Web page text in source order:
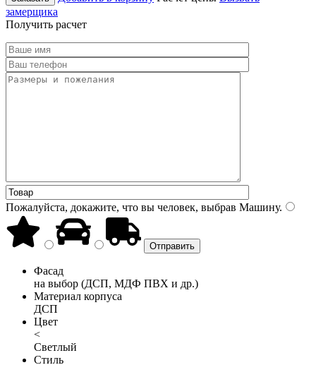
замерщика
Получить расчет
Пожалуйста, докажите, что вы человек, выбрав Машину.
Фасад
на выбор (ДСП, МДФ ПВХ и др.)
Материал корпуса
ДСП
Цвет
<
Светлый
Стиль